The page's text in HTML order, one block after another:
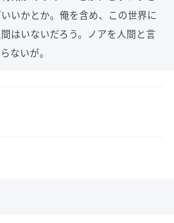
いかとか。俺を含め、この世界に
はいないだろう。ノアを人間と言
ないが。